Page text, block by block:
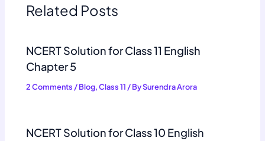
Related Posts
NCERT Solution for Class 11 English
Chapter 5
2 Comments /Blog,Class 11 / BySurendra Arora
NCERT Solution for Class 10 English